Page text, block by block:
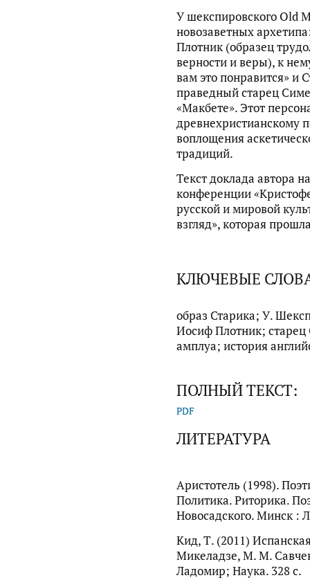
У шекспировского Old
новозаветных
Плотник (образец
верности и веры), к
вам это понравится» и
праведный старец
«Макбете». Этот
древнехристианскому
воплощения
традиций.
Текст доклада автора
конференции
русской и мировой
взгляд», которая
КЛЮЧЕВЫЕ
образ Старика; У.
Иосиф Плотник;
амплуа; история
ПОЛНЫЙ ТЕКСТ:
PDF
ЛИТЕРАТУРА
Аристотель (1998).
Политика. Риторика.
Новосадского. Минск :
Кид, Т. (2011)
Микеладзе, М. М.
Ладомир; Наука. 328 с.